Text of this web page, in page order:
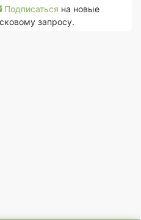
Подписаться на новые
запросу.